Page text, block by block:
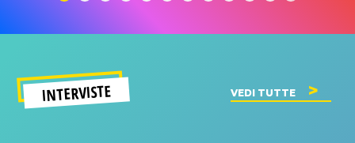
INTERVISTE VEDI TUTTE